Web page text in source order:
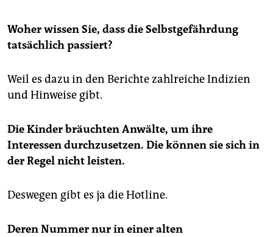
Woher wissen Sie, dass die Selbstgefährdung
tatsächlich passiert?
Weil es dazu in den Berichte zahlreiche Indizien
und Hinweise gibt.
Die Kinder bräuchten Anwälte, um ihre
Interessen durchzusetzen. Die können sie sich in
der Regel nicht leisten.
Deswegen gibt es ja die Hotline.
Deren Nummer nur in einer alten